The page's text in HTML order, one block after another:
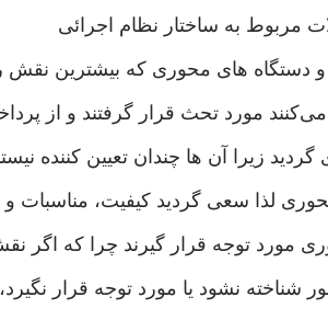
مربوط به ساختار نظام اجرائی
و دستگاه های محوری‌ كه بيشترين
مورد تحث قرار گرفتند و از
زيرا آن ها چندان تعيين كننده
لذا سعی‌ گرديد كيفيت،‌ مناسبات
مورد توجه قرار گيرند چرا كه اگر
شناخته نشود يا مورد توجه قرار